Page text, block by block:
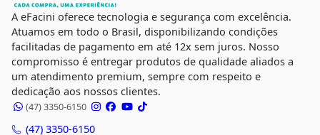
A eFacini oferece tecnologia e segurança com excelência.
Atuamos em todo o Brasil, disponibilizando condições
facilitadas de pagamento em até 12x sem juros. Nosso
compromisso é entregar produtos de qualidade aliados a
um atendimento premium, sempre com respeito e
dedicação aos nossos clientes.
(47) 3350-6150
(47) 3350-6150